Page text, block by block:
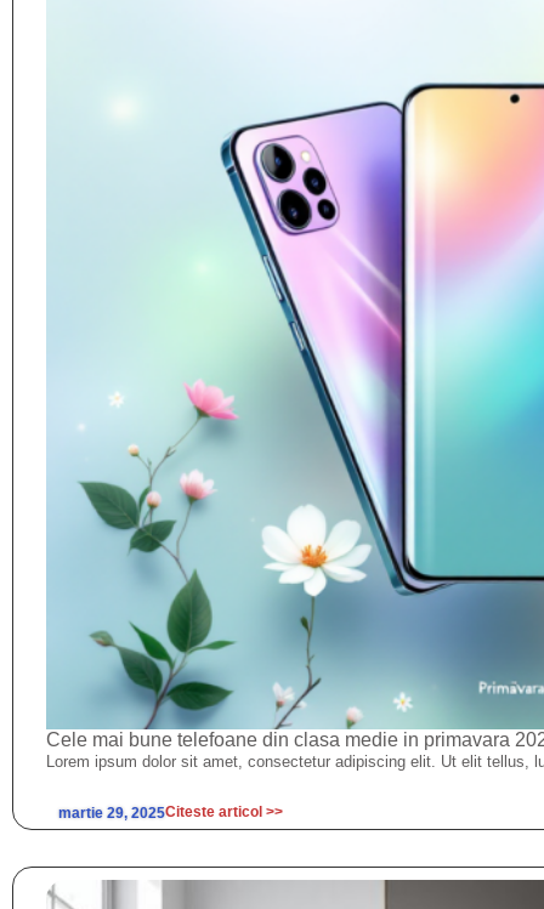
Cele mai bune telefoane din clasa medie in primavara
Lorem ipsum dolor sit amet, consectetur adipiscing elit. Ut elit tellus,
martie 29, 2025Citeste articol >>